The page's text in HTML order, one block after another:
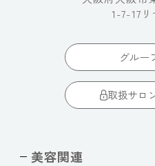
1-7-17
グルー
取扱サロ
美容関連